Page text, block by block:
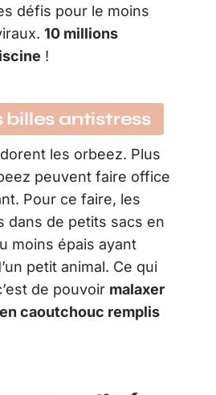
défis pour le moins
10 millions
!
billes antistress
les orbeez. Plus
peuvent faire office
Pour ce faire, les
dans de petits sacs en
moins épais ayant
petit animal. Ce qui
de pouvoir malaxer
caoutchouc remplis